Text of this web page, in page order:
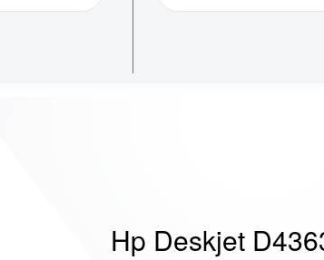
Hp Deskjet